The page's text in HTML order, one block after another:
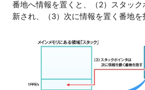
番地へ情報を置くと、（2）スタッ
新され、（3）次に情報を置く番地を